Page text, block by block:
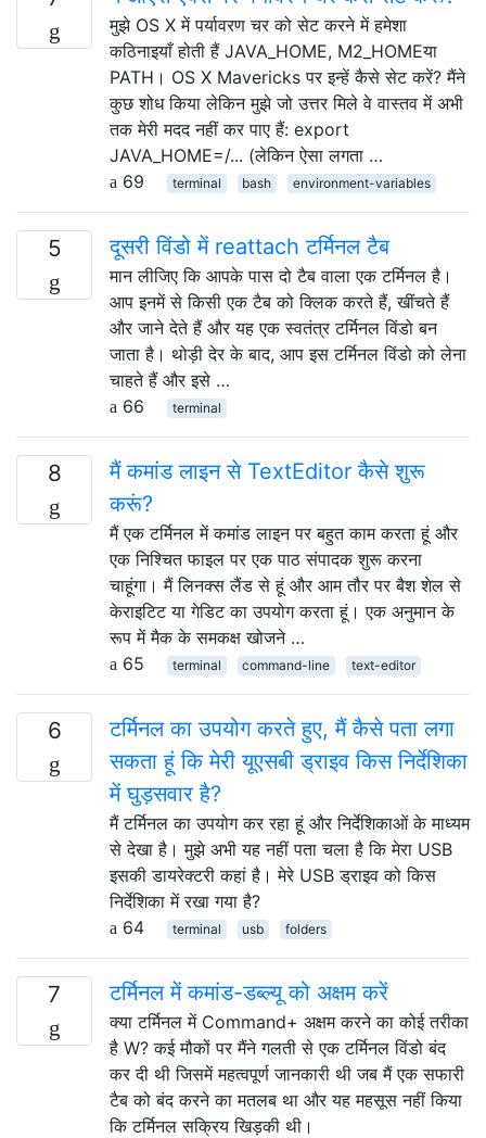
मुझे OS X में पर्यावरण चर को सेट करने में हमेशा
कठिनाइयाँ होती हैं JAVA_HOME, M2_HOMEया
PATH। OS X Mavericks पर इन्हें कैसे सेट करें? मैंने
कुछ शोध किया लेकिन मुझे जो उत्तर मिले वे वास्तव में अभी
तक मेरी मदद नहीं कर पाए हैं: export
JAVA_HOME=/... (लेकिन ऐसा लगता …
69
terminal bash environment-variables
5 दूसरी विंडो में reattach टर्मिनल टैब
मान लीजिए कि आपके पास दो टैब वाला एक टर्मिनल है।
आप इनमें से किसी एक टैब को क्लिक करते हैं, खींचते हैं
और जाने देते हैं और यह एक स्वतंत्र टर्मिनल विंडो बन
जाता है। थोड़ी देर के बाद, आप इस टर्मिनल विंडो को लेना
चाहते हैं और इसे …
66
terminal
8
मैं कमांड लाइन से TextEditor कैसे शुरू
करूं?
मैं एक टर्मिनल में कमांड लाइन पर बहुत काम करता हूं और
एक निश्चित फाइल पर एक पाठ संपादक शुरू करना
चाहूंगा। मैं लिनक्स लैंड से हूं और आम तौर पर बैश शेल से
केराइटिट या गेडिट का उपयोग करता हूं। एक अनुमान के
रूप में मैक के समकक्ष खोजने …
65
terminal command-line text-editor
6
टर्मिनल का उपयोग करते हुए, मैं कैसे पता लगा
सकता हूं कि मेरी यूएसबी ड्राइव किस निर्देशिका
में घुड़सवार है?
मैं टर्मिनल का उपयोग कर रहा हूं और निर्देशिकाओं के माध्यम
से देखा है। मुझे अभी यह नहीं पता चला है कि मेरा USB
इसकी डायरेक्टरी कहां है। मेरे USB ड्राइव को किस
निर्देशिका में रखा गया है?
64
terminal usb folders
7 टर्मिनल में कमांड-डब्ल्यू को अक्षम करें
क्या टर्मिनल में Command+ अक्षम करने का कोई तरीका
है W? कई मौकों पर मैंने गलती से एक टर्मिनल विंडो बंद
कर दी थी जिसमें महत्वपूर्ण जानकारी थी जब मैं एक सफारी
टैब को बंद करने का मतलब था और यह महसूस नहीं किया
कि टर्मिनल सक्रिय खिड़की थी।